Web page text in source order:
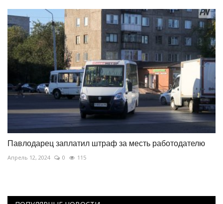
Павлодарец заплатил штраф за месть работодателю
Апрель 12, 2024 0 115